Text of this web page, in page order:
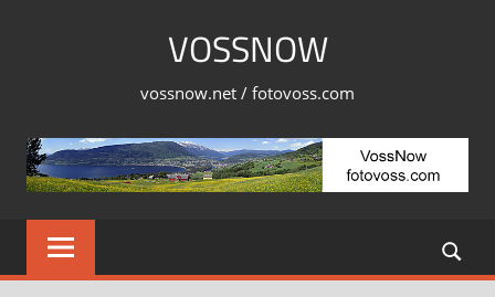
VOSSNOW
vossnow.net / fotovoss.com